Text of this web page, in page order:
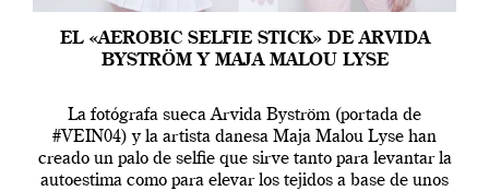
EL «AEROBIC SELFIE STICK» DE ARVIDA
BYSTRÖM Y MAJA MALOU LYSE
La fotógrafa sueca Arvida Byström (portada de
#VEIN04) y la artista danesa Maja Malou Lyse han
creado un palo de selfie que sirve tanto para levantar la
autoestima como para elevar los tejidos a base de unos